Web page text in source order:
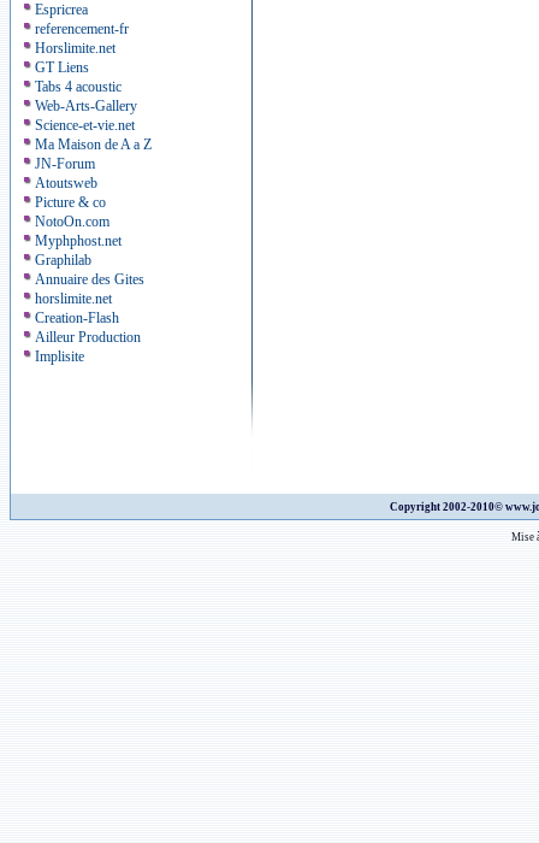
Espricrea
referencement-fr
Horslimite.net
GT Liens
Tabs 4 acoustic
Web-Arts-Gallery
Science-et-vie.net
Ma Maison de A a Z
JN-Forum
Atoutsweb
Picture & co
NotoOn.com
Myphphost.net
Graphilab
Annuaire des Gites
horslimite.net
Creation-Flash
Ailleur Production
Implisite
Copyright 2002-2010©
Mise